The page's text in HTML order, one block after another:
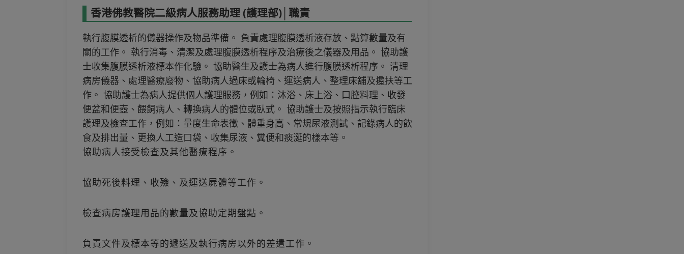
香港佛教醫院二級病人服務助理 (護理部)│職責
執行腹膜透析的儀器操作及物品準備。 負責處理腹膜透析液存放、點算數量及有
關的工作。 執行消毒、清潔及處理腹膜透析程序及治療後之儀器及用品。 協助護
士收集腹膜透析液標本作化驗。 協助醫生及護士為病人進行腹膜透析程序。 清理
病房儀器、處理醫療廢物、協助病人過床或輪椅、運送病人、整理床舖及攙扶等工
作。 協助護士為病人提供個人護理服務，例如：沐浴、床上浴、口腔料理、收發
便盆和便壺、餵飼病人、轉換病人的體位或臥式。 協助護士及按照指示執行臨床
護理及檢查工作，例如：量度生命表徵、體重身高、常規尿液測試、記錄病人的飲
食及排出量、更換人工造口袋、收集尿液、糞便和痰涎的樣本等。
協助病人接受檢查及其他醫療程序。
協助死後料理、收殮、及運送屍體等工作。
檢查病房護理用品的數量及協助定期盤點。
負責文件及標本等的遞送及執行病房以外的差遣工作。